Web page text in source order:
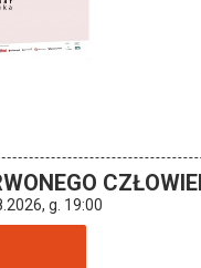
g. 19:00